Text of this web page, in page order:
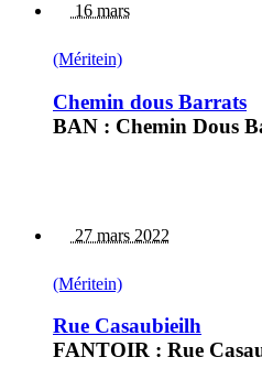
16 mars
(Méritein)
Chemin dous Barrats
BAN : Chemin Dous
27 mars 2022
(Méritein)
Rue Casaubieilh
FANTOIR : Rue